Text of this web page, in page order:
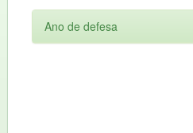
Ano de defesa